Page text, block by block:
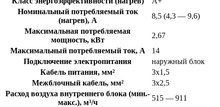
Номинальный потребляемый ток
(нагрев), А
8,5 (4,3 — 9,6)
Максимальная потребляемая
мощность, кВт
2,67
Максимальный потребляемый ток, А
14
Подключение электропитания
наружный блок
Кабель питания, мм²
3х1,5
Межблочный кабель, мм²
3х2,5
Расход воздуха внутреннего блока (мин.-
макс.), м³/ч
515 — 911